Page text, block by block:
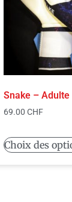
Snake – Adulte
69.00 CHF
Choix des